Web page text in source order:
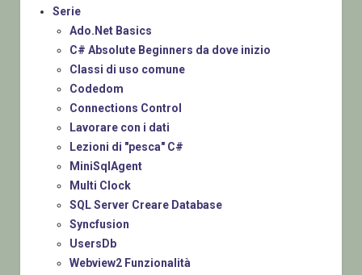
Serie
Ado.Net Basics
C# Absolute Beginners da dove inizio
Classi di uso comune
Codedom
Connections Control
Lavorare con i dati
Lezioni di "pesca" C#
MiniSqlAgent
Multi Clock
SQL Server Creare Database
Syncfusion
UsersDb
Webview2 Funzionalità